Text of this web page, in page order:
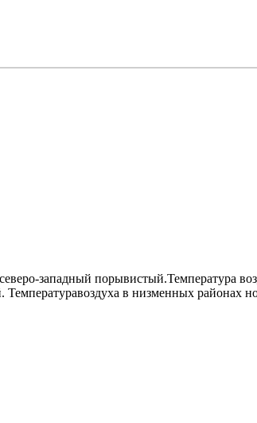
западный порывистый.Температура
в низменных районах